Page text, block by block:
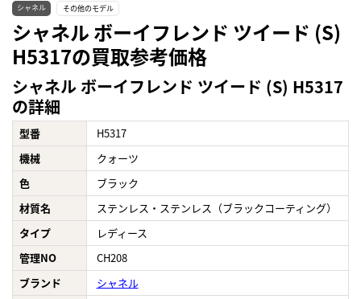
シャネル その他のモデル
シャネル ボーイフレンド ツイード (S)
H5317の買取参考価格
シャネル ボーイフレンド ツイード (S) H5317
の詳細
型番
H5317
機械
クォーツ
色
ブラック
材質名
ステンレス・ステンレス（ブラックコーティング）
タイプ
レディース
管理NO
CH208
ブランド
シャネル